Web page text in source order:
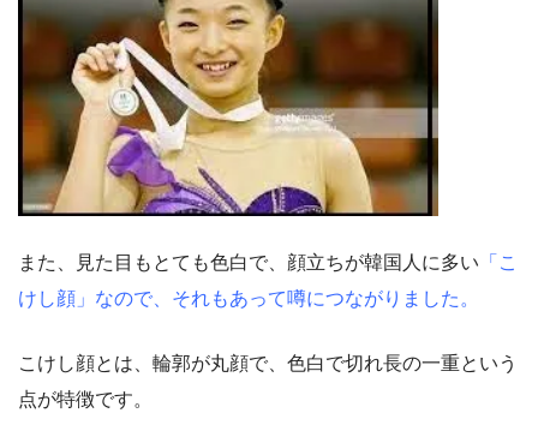
また、見た目もとても色白で、顔立ちが韓国人に多い 「こ
けし顔」なので、それもあって噂につながりました。
こけし顔とは、輪郭が丸顔で、色白で切れ長の一重という
点が特徴です。